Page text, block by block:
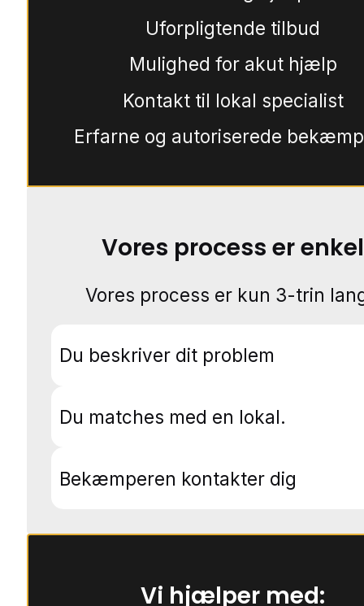
Uforpligtende tilbud
Mulighed for akut hjælp
Kontakt til lokal specialist
Erfarne og autoriserede
Vores process er enkel
Vores process er kun 3-trin
Du beskriver dit problem
Du matches med en lokal.
Bekæmperen kontakter dig
Vi hjælper med: